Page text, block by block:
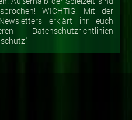
WICHTIG: Mit der
erklärt ihr euch
Datenschutzrichtlinien